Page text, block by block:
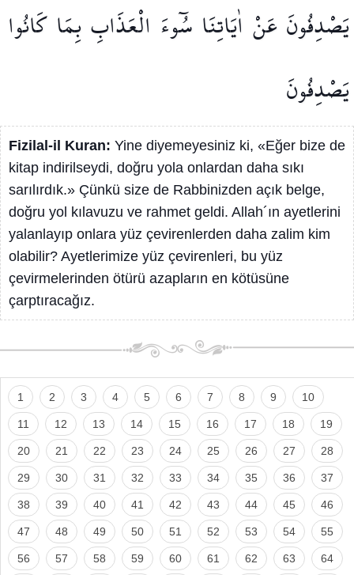
يَصْدِفُونَ عَنْ اٰيَاتِنَا سُٓوءَ الْعَذَابِبِمَا كَانُوا
يَصْدِفُونَ
Fizilal-il Kuran: Yine diyemeyesiniz ki, «Eğer bize de
kitap indirilseydi, doğru yola onlardan daha sıkı
sarılırdık.» Çünkü size de Rabbinizden açık belge,
doğru yol kılavuzu ve rahmet geldi. Allah´ın ayetlerini
yalanlayıp onlara yüz çevirenlerden daha zalim kim
olabilir? Ayetlerimize yüz çevirenleri, bu yüz
çevirmelerinden ötürü azapların en kötüsüne
çarptıracağız.
1 2 3 4 5 6 7 8 9 10
11 12 13 14 15 16 17 18 19
20 21 22 23 24 25 26 27 28
29 30 31 32 33 34 35 36 37
38 39 40 41 42 43 44 45 46
47 48 49 50 51 52 53 54 55
56 57 58 59 60 61 62 63 64